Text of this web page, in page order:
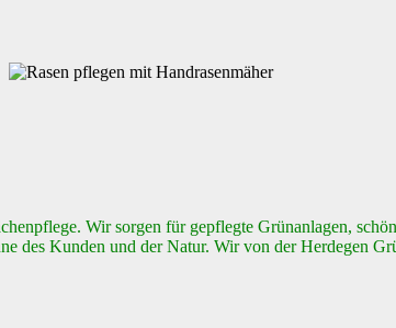
Wir sorgen für gepflegte Grünanlagen,
des Kunden und der Natur. Wir von der Herdegen